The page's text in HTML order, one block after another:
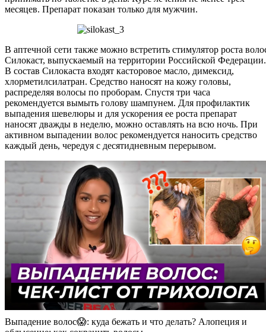
месяцев. Препарат показан только для мужчин.
В аптечной сети также можно встретить стимулятор роста
Силокаст, выпускаемый на территории Российской Федерации.
В состав Силокаста входят касторовое масло, димексид,
хлорметилсилатран. Средство наносят на кожу головы,
распределяя волосы по проборам. Спустя три часа
рекомендуется вымыть голову шампунем. Для профилактик
выпадения шевелюры и для ускорения ее роста препарат
наносят дважды в неделю, можно оставлять на всю ночь. При
активном выпадении волос рекомендуется наносить средство
каждый день, чередуя с десятидневным перерывом.
Выпадение волос😱: куда бежать и что делать? Алопеция и